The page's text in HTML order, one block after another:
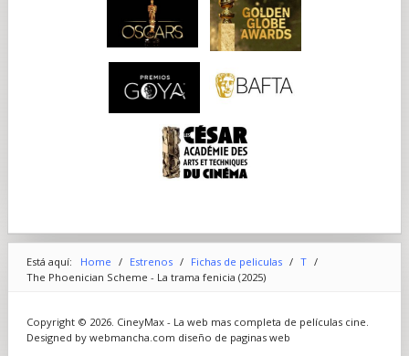
hilos del tapiz y, en ocasiones, gran parte del hilado».
ARTE Y ARTESANÍA...
en Potsdam, Alemania, el estudio cinematográfico a gran
escala más antiguo del mundo, inaugurado en 1912. Anderson
ya había rodado ahí las escenas de miniaturas de El Gran Hotel
que cuenta con más metraje rodado en estudio. Salvo por
algunos exteriores, el rodaje en localizaciones fue mínimo.
Anderson nos cuenta: «Conocía el estudio. Normalmente, hay
una o dos localizaciones claves y luego tratas de dar con el
aún no había trabajado en una película de Anderson: el
director de fotografía Bruno Delbonnel. Anderson y
Delbonnel sí que habían colaborado en anuncios, pero esta
trabajos con Tim Burton, Julie Taymor y los Coen a encargos
de autores internacionales como Jean-Pierre Jeunet,
Está aquí: Home / Estrenos / Fichas de peliculas / T /
The Phoenician Scheme - La trama fenicia (2025)
Copyright © 2026. CineyMax - La web mas completa de películas cine.
Designed by webmancha.com diseño de paginas web